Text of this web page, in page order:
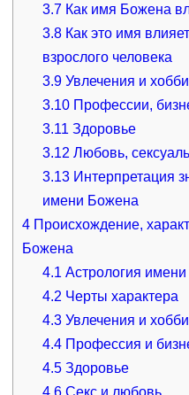
3.7 Как имя Божена
3.8 Как это имя
взрослого человека
3.9 Увлечения и хобби
3.10 Профессии,
3.11 Здоровье
3.12 Любовь,
3.13 Интерпретация
имени Божена
4Происхождение,
Божена
4.1 Астрология имени
4.2 Черты характера
4.3 Увлечения и хобби
4.4 Профессия и
4.5 Здоровье
4.6 Секс и любовь